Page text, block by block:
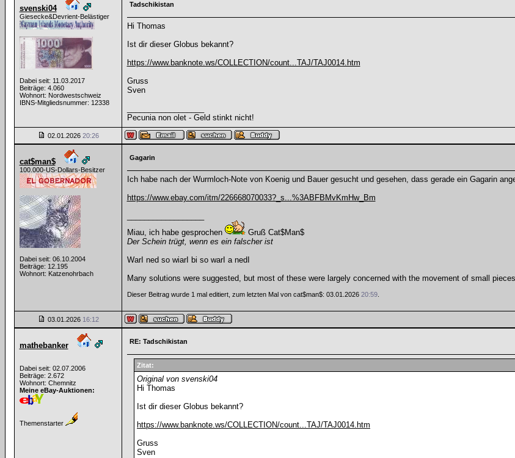
svenski04
Giesecke&Devrient-Belästiger
Dabei seit: 11.03.2017
Beiträge: 4.060
Wohnort: Nordwestschweiz
IBNS-Mitgliedsnummer: 12338
Tadschikistan
Hi Thomas
Ist dir dieser Globus bekannt?
https://www.banknote.ws/COLLECTION/count...TAJ/TAJ0014.htm
Gruss
Sven
Pecunia non olet - Geld stinkt nicht!
02.01.2026 20:26
cat$man$
100.000-US-Dollars-Besitzer
Dabei seit: 06.10.2004
Beiträge: 12.195
Wohnort: Katzenohrbach
Gagarin
Ich habe nach der Wurmloch-Note von Koenig und Bauer gesucht und gesehen, dass gerade ein Gagarin
https://www.ebay.com/itm/226668070033?_s...%3ABFBMvKmHw_Bm
Miau, ich habe gesprochen
Gruß Cat$Man$
Der Schein trügt, wenn es ein falscher ist
WarI ned so wiarI bi so warI a nedI
Many solutions were suggested, but most of these were largely concerned with the movement of small
Dieser Beitrag wurde 1 mal editiert, zum letzten Mal von cat$man$: 03.01.2026 20:59.
03.01.2026 16:12
mathebanker
Dabei seit: 02.07.2006
Beiträge: 2.672
Wohnort: Chemnitz
Meine eBay-Auktionen:
Themenstarter
RE: Tadschikistan
Zitat:
Original von svenski04
Hi Thomas
Ist dir dieser Globus bekannt?
https://www.banknote.ws/COLLECTION/count...TAJ/TAJ0014.htm
Gruss
Sven